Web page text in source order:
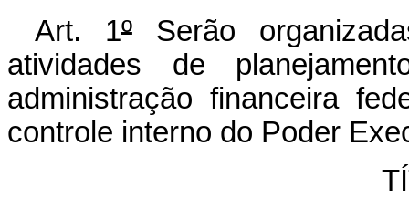
Art. 1ºSerão
atividades de
administração financeira
controle interno do Poder